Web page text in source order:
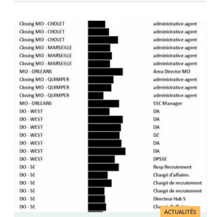
ACTUALITÉS